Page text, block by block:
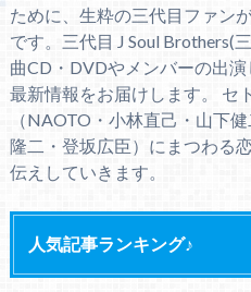
ために、生粋の三代目ファン
です。三代目 J Soul Brothers(
曲CD・DVDやメンバーの出
最新情報をお届けします。 セ
（NAOTO・小林直己・山下
隆二・登坂広臣）にまつわる
伝えしていきます。
人気記事ランキング♪